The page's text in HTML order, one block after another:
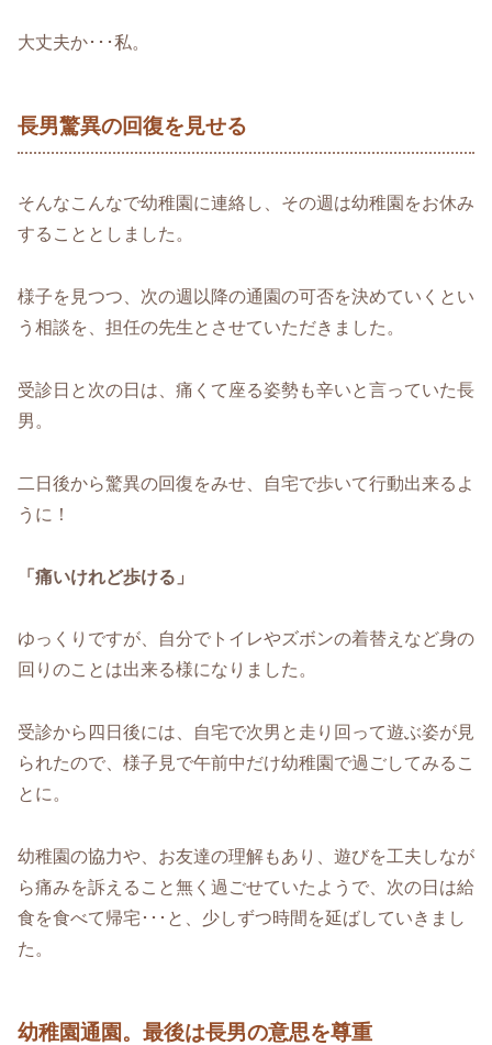
大丈夫か･･･私。
長男驚異の回復を見せる
そんなこんなで幼稚園に連絡し、その週は幼稚園をお休み
することとしました。
様子を見つつ、次の週以降の通園の可否を決めていくとい
う相談を、担任の先生とさせていただきました。
受診日と次の日は、痛くて座る姿勢も辛いと言っていた長
男。
二日後から驚異の回復をみせ、自宅で歩いて行動出来るよ
うに！
「痛いけれど歩ける」
ゆっくりですが、自分でトイレやズボンの着替えなど身の
回りのことは出来る様になりました。
受診から四日後には、自宅で次男と走り回って遊ぶ姿が見
られたので、様子見で午前中だけ幼稚園で過ごしてみるこ
とに。
幼稚園の協力や、お友達の理解もあり、遊びを工夫しなが
ら痛みを訴えること無く過ごせていたようで、次の日は給
食を食べて帰宅･･･と、少しずつ時間を延ばしていきまし
た。
幼稚園通園。最後は長男の意思を尊重